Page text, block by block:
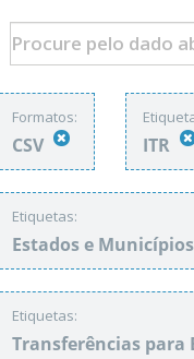
Formatos:
CSV ITR
Etiquetas:
Estados e Municípios
Etiquetas:
Transferências para